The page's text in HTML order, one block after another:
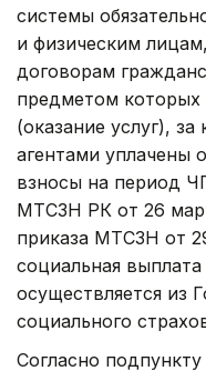
системы
и физическим
договорам
предметом которых
(оказание услуг),
агентами уплачены
взносы на период
МТСЗН РК от 26
приказа МТСЗН от
социальная
осуществляется из
социального
Согласно подпункту